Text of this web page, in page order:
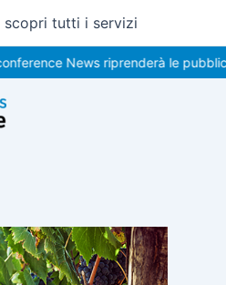
scopri tutti i servizi
News riprenderà le